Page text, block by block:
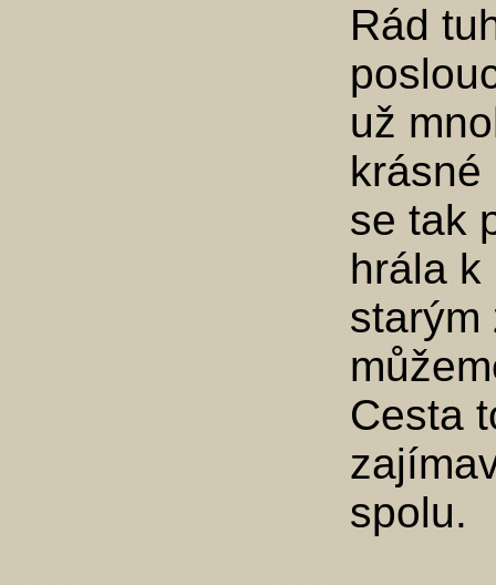
Rád
už
krásné
se tak
hrála k
starým
Cesta
spolu.